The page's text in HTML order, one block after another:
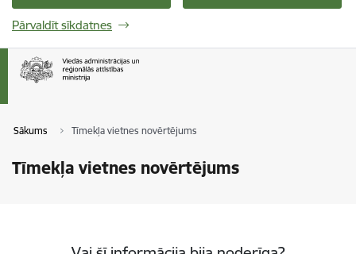
Pārvaldīt sīkdatnes
Sākums Tīmekļa vietnes novērtējums
Tīmekļa vietnes novērtējums